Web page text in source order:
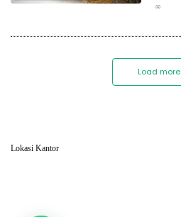
∞
Load more
Lokasi Kantor